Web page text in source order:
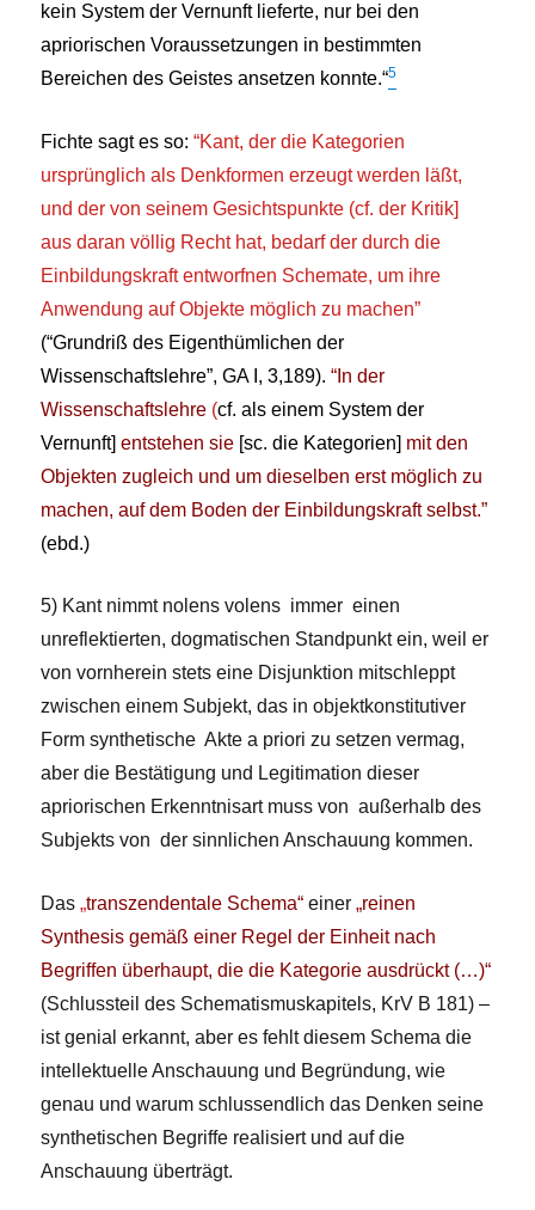
kein System der Vernunft lieferte, nur bei den
apriorischen Voraussetzungen in bestimmten
Bereichen des Geistes ansetzen konnte.“5
Fichte sagt es so:“Kant, der die Kategorien
ursprünglich als Denkformen erzeugt werden läßt,
und der von seinem Gesichtspunkte (cf. der Kritik]
aus daran völlig Recht hat, bedarf der durch die
Einbildungskraft entworfnen Schemate, um ihre
Anwendung auf Objekte möglich zu machen”
(“Grundriß des Eigenthümlichen der
Wissenschaftslehre”, GA I, 3,189). “In der
Wissenschaftslehre (cf. als einem System der
Vernunft] entstehen sie [sc. die Kategorien] mit den
Objekten zugleich und um dieselben erst möglich zu
machen, auf dem Boden der Einbildungskraft selbst.”
(ebd.)
5) Kant nimmt nolens volens immer einen
unreflektierten, dogmatischen Standpunkt ein, weil er
von vornherein stets eine Disjunktion mitschleppt
zwischen einem Subjekt, das in objektkonstitutiver
Form synthetische Akte a priori zu setzen vermag,
aber die Bestätigung und Legitimation dieser
apriorischen Erkenntnisart muss von außerhalb des
Subjekts von der sinnlichen Anschauung kommen.
Das„transzendentale Schema“ einer „reinen
Synthesis gemäß einer Regel der Einheit nach
Begriffen überhaupt, die die Kategorie ausdrückt (…)“
(Schlussteil des Schematismuskapitels, KrV B 181) –
ist genial erkannt, aber es fehlt diesem Schema die
intellektuelle Anschauung und Begründung, wie
genau und warum schlussendlich das Denken seine
synthetischen Begriffe realisiert und auf die
Anschauung überträgt.